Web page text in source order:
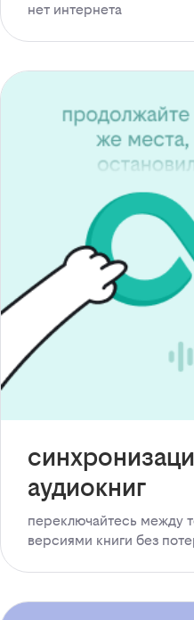
нет интернета
аудиокниг
переключайтесь между
версиями книги без